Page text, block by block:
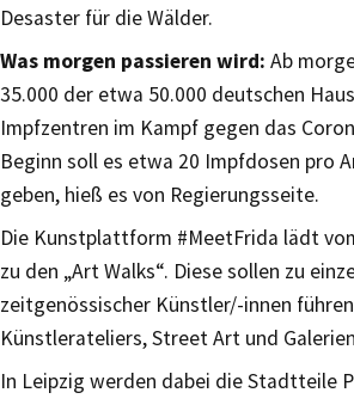
Desaster für die Wälder.
Was morgen passieren wird: Ab
35.000 der etwa 50.000 deutschen
Impfzentren im Kampf gegen das
Beginn soll es etwa 20 Impfdosen pro
geben, hieß es von Regierungsseite.
Die Kunstplattform #MeetFrida lädt
zu den „Art Walks“. Diese sollen zu
zeitgenössischer Künstler/-innen
Künstlerateliers, Street Art und
In Leipzig werden dabei die Stadtteile